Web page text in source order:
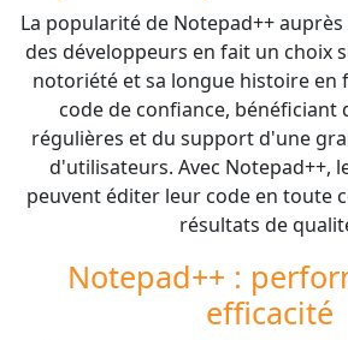
La popularité de Notepad++
des développeurs en fait un choix
notoriété et sa longue histoire en
code de confiance, bénéficiant
régulières et du support d'une
d'utilisateurs. Avec Notepad++,
peuvent éditer leur code en toute
résultats de
Notepad++ :
efficacité